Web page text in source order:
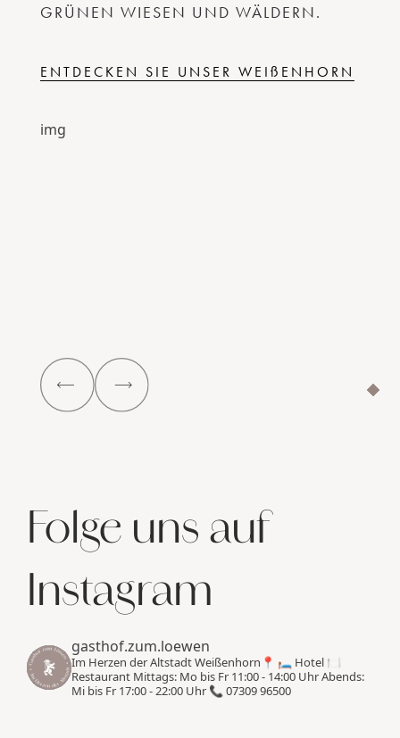
GRÜNEN WIESEN UND WÄLDERN.
ENTDECKEN SIE UNSER WEIßENHORN
Folge uns auf
Instagram
gasthof.zum.loewen
Im Herzen der Altstadt Weißenhorn📍 🛏️ Hotel 🍽️
Restaurant Mittags: Mo bis Fr 11:00 - 14:00 UhrAbends:
Mi bis Fr 17:00 - 22:00 Uhr 📞 07309 96500